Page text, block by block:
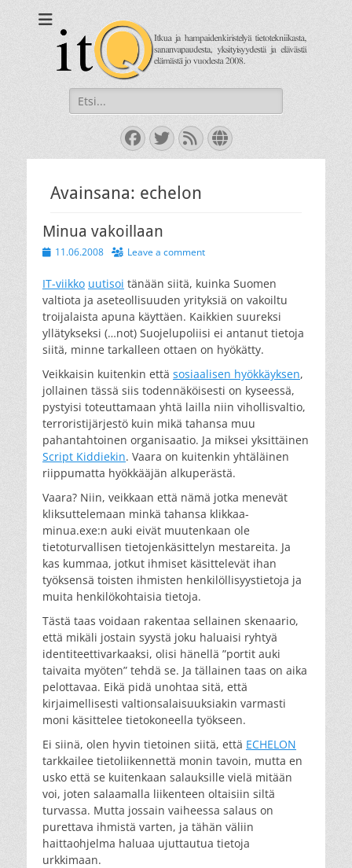
Itkua ja hammastenkiristelyä jo vuodesta 2008.
Search
for:
Facebook
Twitter
FeedWebsite
Avainsana: echelon
Minua vakoillaan
Posted11.06.2008 Leave a comment
IT-viikko uutisoi tänään siitä, kuinka Suomen
valtiota ja aseteollisuuden yrityksiä on vakoiltu
troijalaista apuna käyttäen. Kaikkien suureksi
yllätykseksi (…not) Suojelupoliisi ei antanut tietoja
siitä, minne tarkalleen ottaen on hyökätty.
Veikkaisin kuitenkin että sosiaalisen hyökkäyksen,
jollainen tässä siis todennäköisesti on kyseessä,
pystyisi toteuttamaan yhtä lailla niin vihollisvaltio,
terroristijärjestö kuin mikä tahansa muu
pahantahtoinen organisaatio. Ja miksei yksittäinen
Script Kiddiekin. Vaara on kuitenkin yhtäläinen
riippumatta hyökkääjän alkuperästä.
Vaara? Niin, veikkaan että nämä jotka menevät
kliksuttelemaan minkä tahansa klikkaa-
minua.exe:n auki eivät muutenkaan ole
tietoturvallisen tietojenkäsittelyn mestareita. Ja
kas kummaa, jotkut ihmiset käsittelevät ihan
työksensä toisten ihmisten henkilöllisyystietoja ja
muita henkilökohtaisia tietoja.
Tästä taas voidaan rakentaa sellainen skenaario,
että mikäli jostain syystä joku haluaisi ryhtyä
identiteettivarkaaksi, olisi hänellä ”portit auki
taivaita myöten” tehdä se. Ja tällainen taas on aika
pelottavaa. Eikä pidä unohtaa sitä, että
kirjaimellisesti valtionsalaisuuksiakin varmasti
moni käsittelee tietokoneella työkseen.
Ei siinä, olen hyvin tietoinen siitä, että ECHELON
tarkkailee tietoliikennettä monin tavoin, mutta en
usko että se kuitenkaan salauksille vielä mitään
voi, joten salaamalla liikenteen oltaisiin siltä
turvassa. Mutta jossain vaiheessa salaus on
purettava ihmistä varten, ja tähän väliin
haittaohjelma haluaa ujuttautua tietoja
urkkimaan.